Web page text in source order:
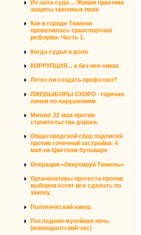
Из зала суда ... Живая практика
защиты законных прав
Как в городе Тюмени
провалилась транспортная
реформа. Часть 1.
Когда судья в доле
КОРРУПЦИЯ... а без нее никак
Легко ли создать профсоюз?
ЛЖЕВЫБОРЫ СКОРО - горячая
линия по нарушениям
Митинг 22 мая против
строительства дороги.
Общегородской сбор подписей
против точечной застройки: 4
мая на Цветном бульваре
Операция «Оккупируй Тюмень»
Организаторы протеста против
выборов хотят все сделать по
закону
Политический юмор.
Последняя музейная ночь
(комендантский час)